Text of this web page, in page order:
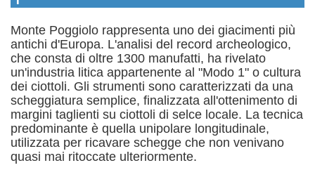
Monte Poggiolo rappresenta uno dei giacimenti più
antichi d'Europa. L'analisi del record archeologico,
che consta di oltre 1300 manufatti, ha rivelato
un'industria litica appartenente al "Modo 1" o cultura
dei ciottoli. Gli strumenti sono caratterizzati da una
scheggiatura semplice, finalizzata all'ottenimento di
margini taglienti su ciottoli di selce locale. La tecnica
predominante è quella unipolare longitudinale,
utilizzata per ricavare schegge che non venivano
quasi mai ritoccate ulteriormente.